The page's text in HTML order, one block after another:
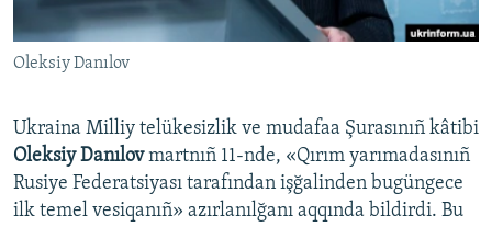
Українською
QOŞULIÑIZ!
RFE/RS bütün saytları
Oleksiy Danılov
Ukraina Milliy telükesizlik ve mudafaa Şurasınıñ kâtibi
Oleksiy Danılovmartnıñ 11-nde, «Qırım yarımadasınıñ
Rusiye Federatsiyası tarafından işğalinden bugüngece
ilk temel vesiqanıñ» azırlanılğanı aqqında bildirdi. Bu